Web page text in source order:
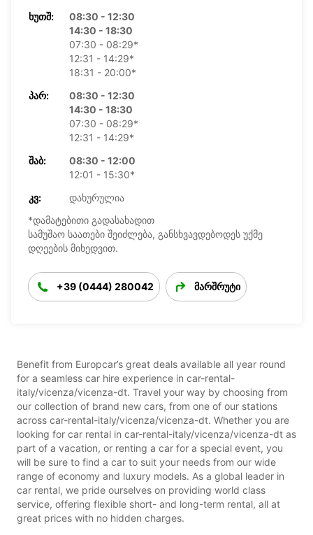
ᲮᲣᲗᲨ:
08:30 - 12:30
14:30 - 18:30
07:30 - 08:29*
12:31 - 14:29*
18:31 - 20:00*
ᲞᲐᲠ:
08:30 - 12:30
14:30 - 18:30
07:30 - 08:29*
12:31 - 14:29*
ᲨᲐᲑ:
08:30 - 12:00
12:01 - 15:30*
ᲙᲕ:
დახურულია
*დამატებითი გადასახადით
სამუშაო საათები შეიძლება, განსხვავდებოდეს უქმე
დღეების მიხედვით.
+39 (0444) 280042 მარშრუტი
Benefit from Europcar’s great deals available all year round
for a seamless car hire experience in car-rental-
italy/vicenza/vicenza-dt. Travel your way by choosing from
our collection of brand new cars, from one of our stations
across car-rental-italy/vicenza/vicenza-dt. Whether you are
looking for car rental in car-rental-italy/vicenza/vicenza-dt as
part of a vacation, or renting a car for a special event, you
will be sure to find a car to suit your needs from our wide
range of economy and luxury models. As a global leader in
car rental, we pride ourselves on providing world class
service, offering flexible short- and long-term rental, all at
great prices with no hidden charges.